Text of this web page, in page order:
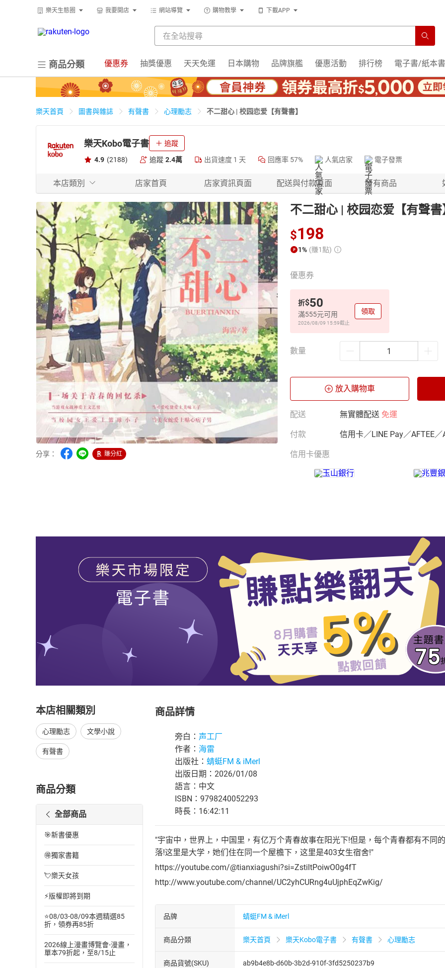
樂天生態圈 我要開店 網站導覽 購物教學 下載APP
商品分類 優惠券 抽獎優惠 天天免運 日本購物 品牌旗艦 優惠活動 排行榜 電子書/紙本書
樂天首頁 圖書與雜誌 有聲書 心理勵志 不二甜心 | 校园恋爱【有聲書】
樂天Kobo電子書 追蹤
4.9 (2188) 追蹤 2.4萬 出貨速度 1 天 回應率 57% 人氣店家 電子發票
本店類別 店家首頁 店家資訊頁面 配送與付款頁面 所有商品
分享： 賺分紅
不二甜心 | 校园恋爱【有聲書
$198
1% (賺1點)
優惠券
折$50
滿555元可用
2026/08/09 15:59截止
領取
數量
放入購物車
配送 無實體配送 免運
付款 信用卡／LINE Pay／AFTEE／
信用卡優惠
本店相關類別
心理勵志 文學小說
有聲書
商品分類
全部商品
🎯新書優惠
🉐獨家書籍
💘樂天女孩
⚡版權即將到期
⭐08/03-08/09本週精選85
折，領券再85折
2026線上漫畫博覽會-漫畫，
單本79折起，至8/15止
商品詳情
旁白： 声工厂
作者： 海雷
出版社： 蜻蜓FM & iMerl
出版日期：2026/01/08
語言：中文
ISBN：9798240052293
時長：16:42:11
"宇宙中，世界上，中国里，有亿万个青春故事在阳光下!但是，每个青春都有不同
落!这里是大学，她们住在同一个屋檐下，这里是403女生宿舍!"
https://youtube.com/@tianxiagushi?si=ZstiltPoiwO0g4fT
http://www.youtube.com/channel/UC2yhCURng4uUjphEqZwKig/
品牌 蜻蜓FM & iMerl
商品分類 樂天首頁 樂天Kobo電子書 有聲書 心理勵志
商品貨號(SKU) ab9b4e8b-d60b-3b2d-910f-3fd5250237b9